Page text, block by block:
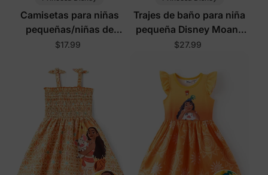
Camisetas para niñas
pequeñas/niñas de
Disney Moana
$17.99
Trajes de baño para niña
pequeña Disney Moana
naranja
$27.99